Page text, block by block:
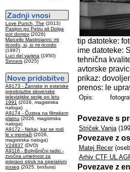
Love Punch, The (2013)
Pasijon po Petru ali Dolga
pot domov (2026)
Marcello Mastroianni: mi
ricordo, si, io mi ricordo
(1997)
Luci del varieta (1950)
Sinners (2025)
A9173 - Žanrske in estetske
preobrazbe slovenske
televizijske serije po letu
1991 (2026, magistrska
naloga)
A9174 - Čustva na filmskem
platnu (2026, magistrska
naloga)
A9172 - Nekaj, kar se rodi
le v montaži (2026,
magistrska naloga)
V24837 (DVD)
A9116 - Bolnišnični radio -
zvočna umetnost za
pripravo otrok na operativni
poseg (2025, brošura)
tip datoteke:
ime datoteke:
tehnična
avtorske
prikaz:
prenos: le
Opis:
Povezave s
Striček Vanja
Povezave z
Matej Recer
Arhiv CTF UL
Povezave z